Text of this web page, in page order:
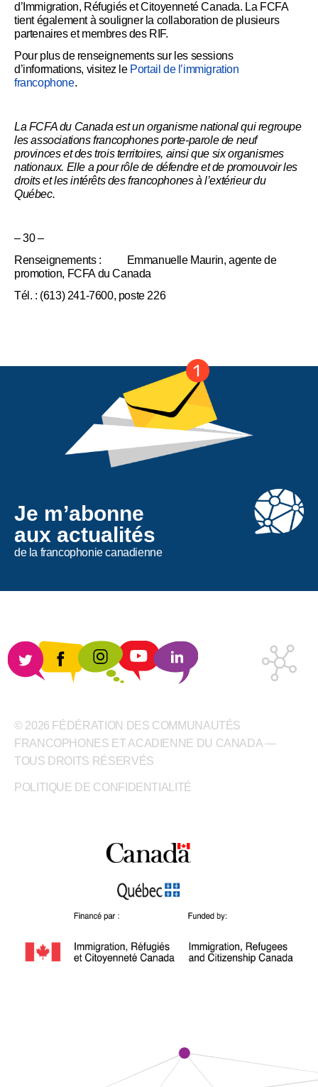
d’Immigration, Réfugiés et Citoyenneté Canada. La FCFA
tient également à souligner la collaboration de plusieurs
partenaires et membres des RIF.
Pour plus de renseignements sur les sessions
d’informations, visitez le Portail de l’immigration
francophone.
La FCFA du Canada est un organisme national qui regroupe
les associations francophones porte-parole de neuf
provinces et des trois territoires, ainsi que six organismes
nationaux. Elle a pour rôle de défendre et de promouvoir les
droits et les intérêts des francophones à l’extérieur du
Québec.
– 30 –
Renseignements : Emmanuelle Maurin, agente de
promotion, FCFA du Canada
Tél. : (613) 241-7600, poste 226
Je m’abonne
aux actualités
de la francophonie canadienne
© 2026 FÉDÉRATION DES COMMUNAUTÉS
FRANCOPHONES ET ACADIENNE DU CANADA —
TOUS DROITS RÉSERVÉS
POLITIQUE DE CONFIDENTIALITÉ